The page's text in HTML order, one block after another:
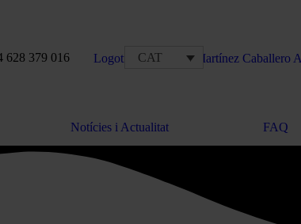
628 379 016 CAT
Notícies i Actualitat FAQ